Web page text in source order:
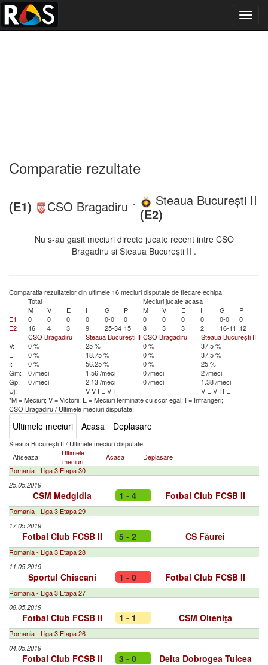
Comparatie rezultate
(E1) CSO Bragadiru -
Steaua București II
(E2)
Nu s-au gasit meciuri directe jucate recent intre CSO
Bragadiru si Steaua București II .
Comparatia rezultatelor din ultimele 16 meciuri disputate de fiecare echipa:
Total
Meciuri jucate acasa
M
V E I G P M V E I G
P
E1
0 0 0 0 0-0 0 0 0 0 0 0-0
0
E2
16 4 3 9 25-34 15 8 3 3 2 16-11 12
CSO Bragadiru
Steaua București II CSO Bragadiru
Steaua București II
V:
0 % 25 % 0 %
37.5 %
E:
0 % 18.75 % 0 %
37.5 %
I:
0 % 56.25 % 0 %
25 %
Gm:
0 /meci 1.56 /meci 0 /meci
2 /meci
Gp:
0 /meci 2.13 /meci 0 /meci
1.38 /meci
Uj:
VV I EV I V EV I I E
*M = Meciuri; V = Victorii; E = Meciuri terminate cu scor egal; I = Infrangeri;
CSO Bragadiru/ Ultimele meciuri disputate:
Ultimele meciuri Acasa Deplasare
Steaua București II / Ultimele meciuri disputate:
Afiseaza:
Ultimele
meciuri
Acasa
Deplasare
Romania - Liga 3 Etapa 30
25.05.2019
CSM Medgidia 1 - 4 Fotbal Club FCSB II
Romania - Liga 3 Etapa 29
17.05.2019
Fotbal Club FCSB II 5 - 2 CS Făurei
Romania - Liga 3 Etapa 28
11.05.2019
Sportul Chiscani 1 - 0 Fotbal Club FCSB II
Romania - Liga 3 Etapa 27
08.05.2019
Fotbal Club FCSB II 1 - 1 CSM Olteniţa
Romania - Liga 3 Etapa 26
04.05.2019
Fotbal Club FCSB II 3 - 0 Delta Dobrogea Tulcea